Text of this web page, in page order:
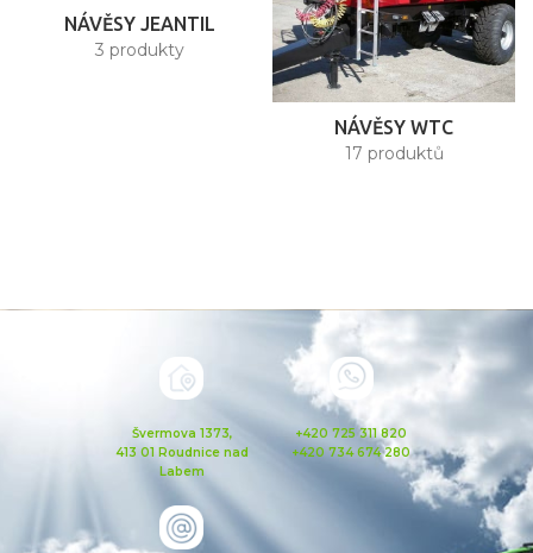
NÁVĚSY JEANTIL
3 produkty
NÁVĚSY WTC
17 produktů
Švermova 1373,
413 01 Roudnice nad
Labem
+420 725 311 820
+420 734 674 280